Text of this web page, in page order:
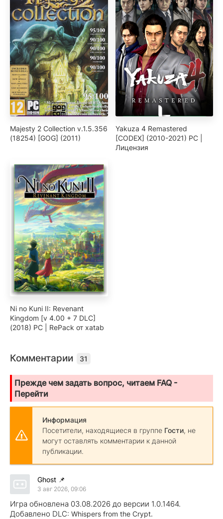
Majesty 2 Collection v.1.5.356
(18254) [GOG] (2011)
Yakuza 4 Remastered
[CODEX] (2010-2021) PC |
Лицензия
Ni no Kuni II: Revenant
Kingdom [v 4.00 + 7 DLC]
(2018) PC | RePack от xatab
Комментарии 31
Прежде чем задать вопрос, читаем FAQ -
Перейти
Информация
Посетители, находящиеся в группе Гости, не
могут оставлять комментарии к данной
публикации.
Ghost 📌
3 авг 2026, 09:06
Игра обновлена 03.08.2026 до версии 1.0.1464.
Добавлено DLC: Whispers from the Crypt.